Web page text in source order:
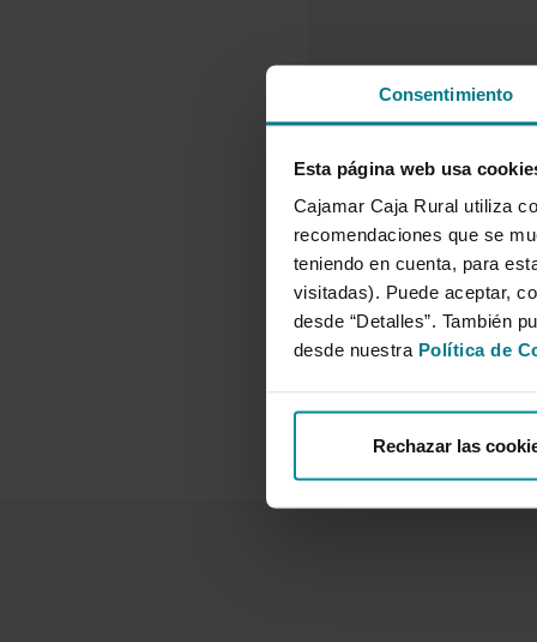
Consentimiento
Esta página web usa
Cajamar Caja Rural utiliza
recomendaciones que se
teniendo en cuenta, para
visitadas). Puede aceptar,
desde “Detalles”. También
desde nuestra Política de
Rechazar las